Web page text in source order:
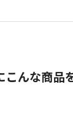
こんな商品